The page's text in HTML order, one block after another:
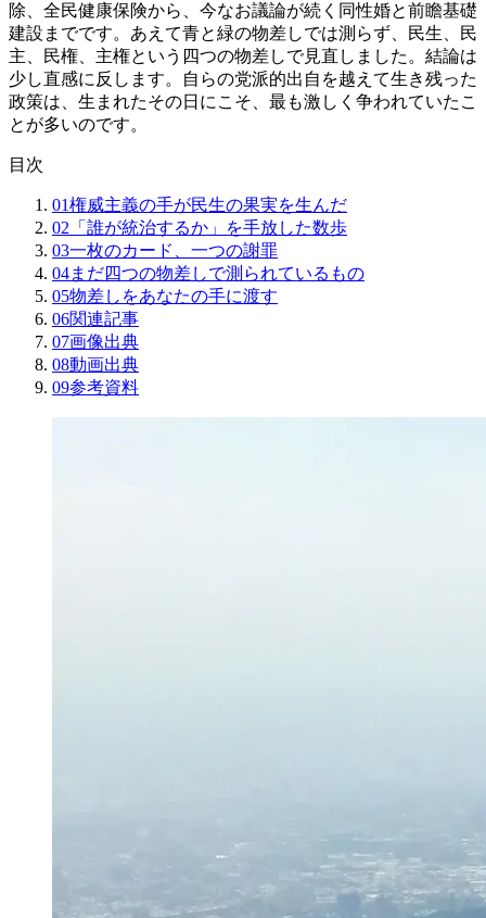
除、全民健康保険から、今なお議論が続く同性婚と前瞻基礎
建設までです。あえて青と緑の物差しでは測らず、民生、民
主、民権、主権という四つの物差しで見直しました。結論は
少し直感に反します。自らの党派的出自を越えて生き残った
政策は、生まれたその日にこそ、最も激しく争われていたこ
とが多いのです。
目次
01権威主義の手が民生の果実を生んだ
02 「誰が統治するか」を手放した数歩
03一枚のカード、一つの謝罪
04まだ四つの物差しで測られているもの
05物差しをあなたの手に渡す
06関連記事
07画像出典
08動画出典
09参考資料